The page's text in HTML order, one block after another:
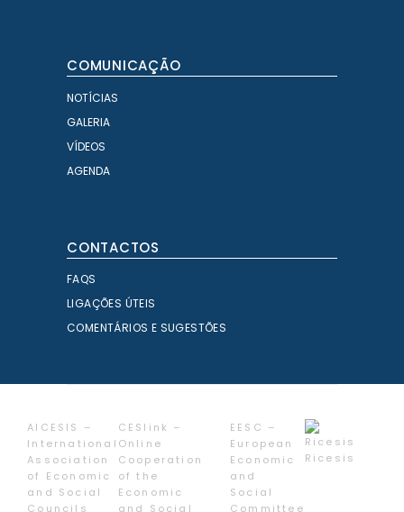
COMUNICAÇÃO
NOTÍCIAS
GALERIA
VÍDEOS
AGENDA
CONTACTOS
FAQS
LIGAÇÕES ÚTEIS
COMENTÁRIOS E SUGESTÕES
AICESIS –
International
Association
of Economic
and Social
Councils
CESlink –
Online
Cooperation
of the
Economic
and Social
EESC –
European
Economic
and
Social
Committee
Ricesis